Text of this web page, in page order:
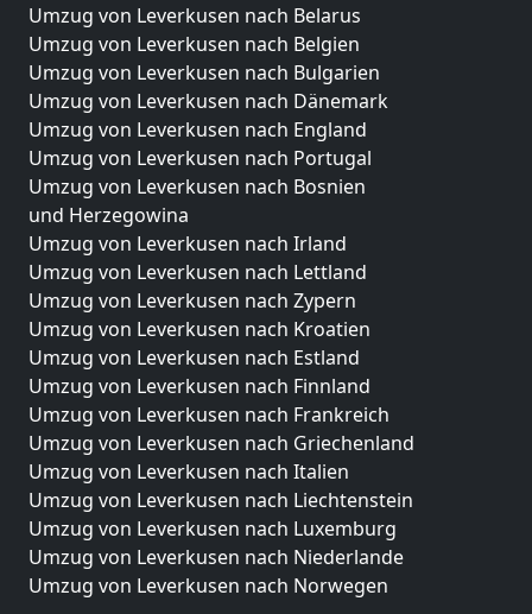
Umzug von Leverkusen nach Belarus
Umzug von Leverkusen nach Belgien
Umzug von Leverkusen nach Bulgarien
Umzug von Leverkusen nach Dänemark
Umzug von Leverkusen nach England
Umzug von Leverkusen nach Portugal
Umzug von Leverkusen nach Bosnien
und Herzegowina
Umzug von Leverkusen nach Irland
Umzug von Leverkusen nach Lettland
Umzug von Leverkusen nach Zypern
Umzug von Leverkusen nach Kroatien
Umzug von Leverkusen nach Estland
Umzug von Leverkusen nach Finnland
Umzug von Leverkusen nach Frankreich
Umzug von Leverkusen nach Griechenland
Umzug von Leverkusen nach Italien
Umzug von Leverkusen nach Liechtenstein
Umzug von Leverkusen nach Luxemburg
Umzug von Leverkusen nach Niederlande
Umzug von Leverkusen nach Norwegen